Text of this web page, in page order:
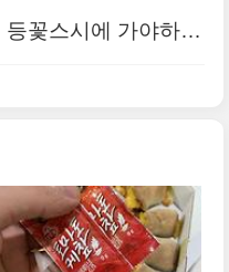
꽃스시에 가야하는